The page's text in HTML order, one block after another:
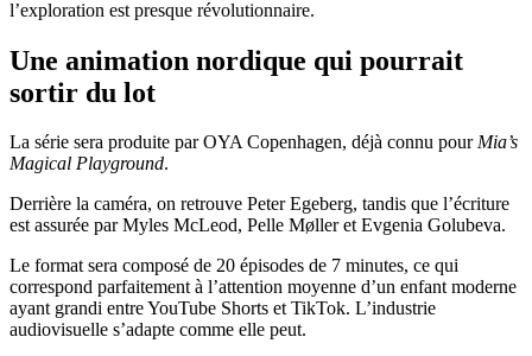
l’exploration est presque révolutionnaire.
Une animation nordique qui pourrait
sortir du lot
La série sera produite parOYA Copenhagen, déjà connu pourMia’s
Magical Playground.
Derrière la caméra, on retrouve Peter Egeberg, tandis que l’écriture
est assurée parMyles McLeod, Pelle MølleretEvgenia Golubeva.
Le format sera composé de 20 épisodes de 7 minutes, ce qui
correspond parfaitement à l’attention moyenne d’un enfant moderne
ayant grandi entre YouTube Shorts et TikTok. L’industrie
audiovisuelle s’adapte comme elle peut.